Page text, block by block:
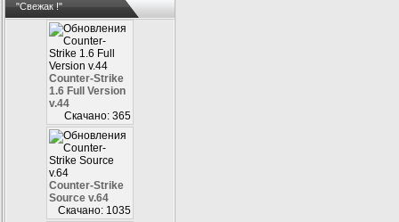
"Свежак !"
Counter-Strike
1.6 Full Version
v.44
Скачано: 365
Counter-Strike
Source v.64
Скачано: 1035